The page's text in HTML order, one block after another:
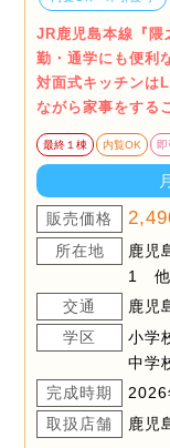
JR鹿児島本線『
勤・通学にも便利
対面式キッチンは
ながら家事をする
最終１棟 内覧OK
販売価格
所在地
鹿児
1 他
交通
鹿児
学区
小学
中学
完成時期
2026
取扱店舗
鹿児